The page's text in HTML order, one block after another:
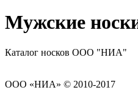
Мужские
Каталог носков ООО "НИА"
ООО «НИА» © 2010-2017